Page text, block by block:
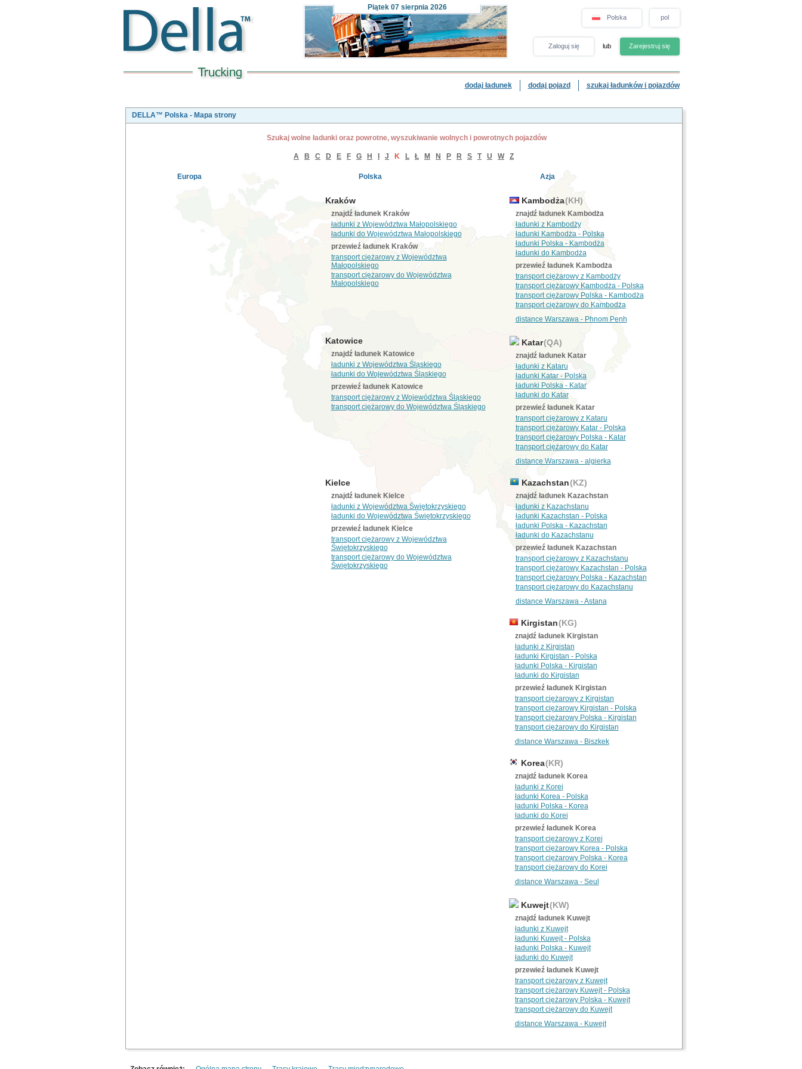
Piątek07 sierpnia 2026
Polska pol
Zaloguj się lub Zarejestruj się
dodaj ładunek dodaj pojazd szukaj ładunków i pojazdów
DELLA™ Polska - Mapa strony
Szukaj wolne ładunki oraz powrotne, wyszukiwanie wolnych i powrotnych pojazdów
A B C D E F G H J K L Ł M N P R S T U W Z
Europa Polska Azja
Kraków
znajdź ładunek Kraków
ładunki z Województwa Małopolskiego
ładunki do Województwa Małopolskiego
przewieź ładunek Kraków
transport ciężarowy z Województwa
Małopolskiego
transport ciężarowy do Województwa
Małopolskiego
Kambodża(KH)
znajdź ładunek Kambodża
ładunki z Kambodży
ładunki Kambodża - Polska
ładunki Polska - Kambodża
ładunki do Kambodża
przewieź ładunek Kambodża
transport ciężarowy z Kambodży
transport ciężarowy Kambodża - Polska
transport ciężarowy Polska - Kambodża
transport ciężarowy do Kambodża
distance Warszawa - Phnom Penh
Katowice
znajdź ładunek Katowice
ładunki z Województwa Śląskiego
ładunki do Województwa Śląskiego
przewieź ładunek Katowice
transport ciężarowy z Województwa Śląskiego
transport ciężarowy do Województwa Śląskiego
Katar(QA)
znajdź ładunek Katar
ładunki z Kataru
ładunki Katar - Polska
ładunki Polska - Katar
ładunki do Katar
przewieź ładunek Katar
transport ciężarowy z Kataru
transport ciężarowy Katar - Polska
transport ciężarowy Polska - Katar
transport ciężarowy do Katar
distance Warszawa - algierka
Kielce
znajdź ładunek Kielce
ładunki z Województwa Świętokrzyskiego
ładunki do Województwa Świętokrzyskiego
przewieź ładunek Kielce
transport ciężarowy z Województwa
Świętokrzyskiego
transport ciężarowy do Województwa
Świętokrzyskiego
Kazachstan(KZ)
znajdź ładunek Kazachstan
ładunki z Kazachstanu
ładunki Kazachstan - Polska
ładunki Polska - Kazachstan
ładunki do Kazachstanu
przewieź ładunek Kazachstan
transport ciężarowy z Kazachstanu
transport ciężarowy Kazachstan - Polska
transport ciężarowy Polska - Kazachstan
transport ciężarowy do Kazachstanu
distance Warszawa - Astana
Kirgistan(KG)
znajdź ładunek Kirgistan
ładunki z Kirgistan
ładunki Kirgistan - Polska
ładunki Polska - Kirgistan
ładunki do Kirgistan
przewieź ładunek Kirgistan
transport ciężarowy z Kirgistan
transport ciężarowy Kirgistan - Polska
transport ciężarowy Polska - Kirgistan
transport ciężarowy do Kirgistan
distance Warszawa - Biszkek
Korea(KR)
znajdź ładunek Korea
ładunki z Korei
ładunki Korea - Polska
ładunki Polska - Korea
ładunki do Korei
przewieź ładunek Korea
transport ciężarowy z Korei
transport ciężarowy Korea - Polska
transport ciężarowy Polska - Korea
transport ciężarowy do Korei
distance Warszawa - Seul
Kuwejt(KW)
znajdź ładunek Kuwejt
ładunki z Kuwejt
ładunki Kuwejt - Polska
ładunki Polska - Kuwejt
ładunki do Kuwejt
przewieź ładunek Kuwejt
transport ciężarowy z Kuwejt
transport ciężarowy Kuwejt - Polska
transport ciężarowy Polska - Kuwejt
transport ciężarowy do Kuwejt
distance Warszawa - Kuwejt